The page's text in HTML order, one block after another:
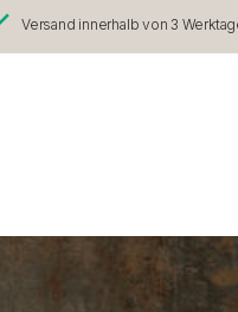
Versand innerhalb von 3